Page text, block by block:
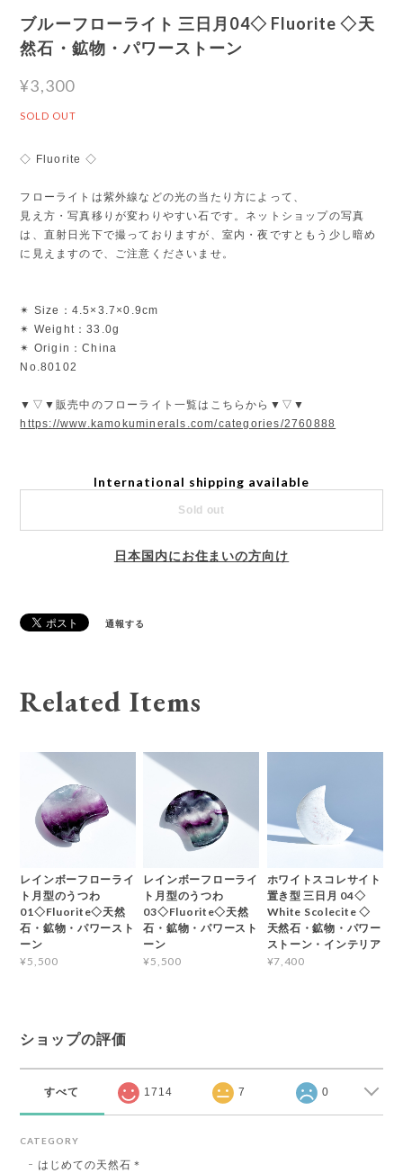
ブルーフローライト 三日月04◇ Fluorite ◇天
然石・鉱物・パワーストーン
¥3,300
SOLD OUT
◇ Fluorite ◇
フローライトは紫外線などの光の当たり方によって、
見え方・写真移りが変わりやすい石です。ネットショップの写真
は、直射日光下で撮っておりますが、室内・夜ですともう少し暗め
に見えますので、ご注意くださいませ。
✴︎ Size：4.5×3.7×0.9cm
✴︎ Weight：33.0g
✴︎ Origin：China
No.80102
▼▽▼販売中のフローライト一覧はこちらから▼▽▼
https://www.kamokuminerals.com/categories/2760888
International shipping available
Sold out
日本国内にお住まいの方向け
通報する
Related Items
レインボーフローライ
ト月型のうつわ
01◇Fluorite◇天然
石・鉱物・パワースト
ーン
¥5,500
レインボーフローライ
ト月型のうつわ
03◇Fluorite◇天然
石・鉱物・パワースト
ーン
¥5,500
ホワイトスコレサイト
置き型 三日月 04◇
White Scolecite ◇
天然石・鉱物・パワー
ストーン・インテリア
¥7,400
ショップの評価
すべて 1714 7 0
CATEGORY
はじめての天然石＊